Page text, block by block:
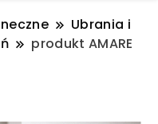
Ubrania i
produkt AMARE